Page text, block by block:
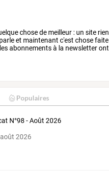
chosede meilleur : un site rien
parleet maintenant c'est chosefaite
lesabonnementsà la newsletteront
Populaires
N°98 - Août 2026
2026